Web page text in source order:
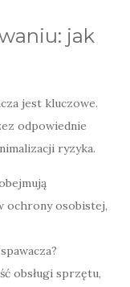
jak
jest kluczowe.
odpowiednie
ryzyka.
ochrony osobistej,
obsługi sprzętu,